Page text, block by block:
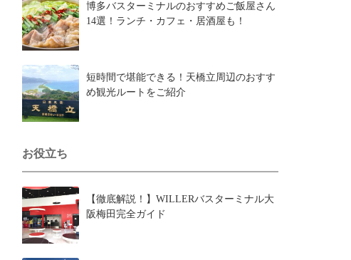
博多バスターミナルのおすすめご飯屋さん
14選！ランチ・カフェ・居酒屋も！
短時間で堪能できる！天橋立周辺のおすす
め観光ルートをご紹介
お役立ち
【徹底解説！】WILLERバスターミナル大
阪梅田完全ガイド